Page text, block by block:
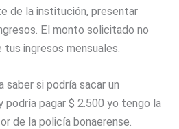
de la institución, presentar
El monto solicitado no
ingresos mensuales.
saber si podría sacar un
podría pagar $ 2.500 yo tengo la
de la policía bonaerense.